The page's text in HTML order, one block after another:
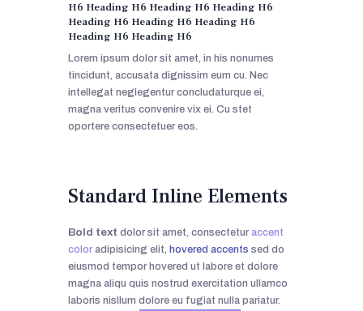
H6 Heading H6 Heading H6 Heading H6
Heading H6 Heading H6 Heading H6
Heading H6 Heading H6
Lorem ipsum dolor sit amet, in his nonumes
tincidunt, accusata dignissim eum cu. Nec
intellegat neglegentur concludaturque ei,
magna veritus convenire vix ei. Cu stet
oportere consectetuer eos.
Standard Inline Elements
Bold text dolor sit amet, consecteturaccent
coloradipisicing elit, hovered accents sed do
eiusmod tempor hovered ut labore et dolore
magna aliqu quis nostrud exercitation ullamco
laboris nisllum dolore eu fugiat nulla pariatur.